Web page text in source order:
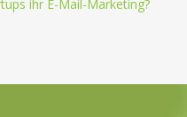
ihr E-Mail-Marketing?